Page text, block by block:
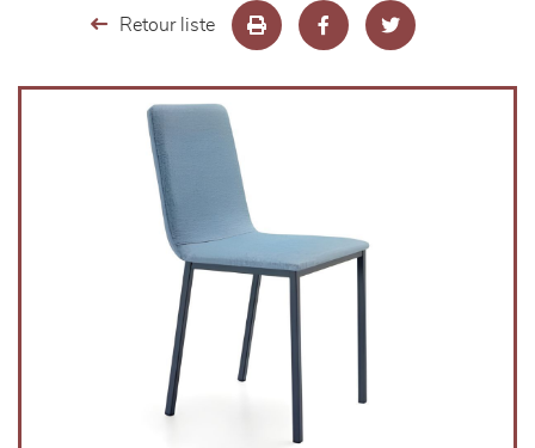
meubles de complément
Retour liste